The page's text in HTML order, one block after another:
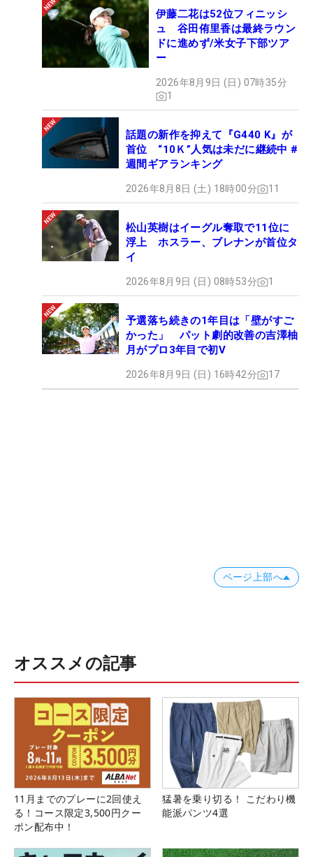
伊藤二花は52位フィニッシ
ュ 谷田侑里香は最終ラウン
ドに進めず/米女子下部ツア
ー
2026年8月9日 (日) 07時35分
1
話題の新作を抑えて『G440 K』が
首位 “10Ｋ”人気は未だに継続中 #
週間ギアランキング
2026年8月8日 (土) 18時00分 11
松山英樹はイーグル奪取で11位に
浮上 ホスラー、ブレナンが首位タ
イ
2026年8月9日 (日) 08時53分 1
予選落ち続きの1年目は「壁がすご
かった」 パット劇的改善の吉澤柚
月がプロ3年目で初V
2026年8月9日 (日) 16時42分 17
ページ上部へ
オススメの記事
11月までのプレーに2回使え
る！コース限定3,500円クー
ポン配布中！
猛暑を乗り切る！ こだわり機
能派パンツ4選